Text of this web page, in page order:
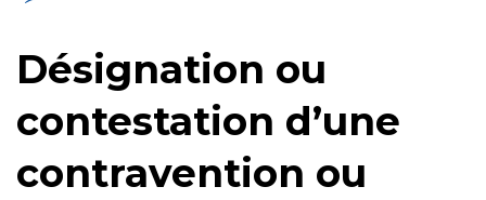
Désignation ou
contestation d’une
contravention ou